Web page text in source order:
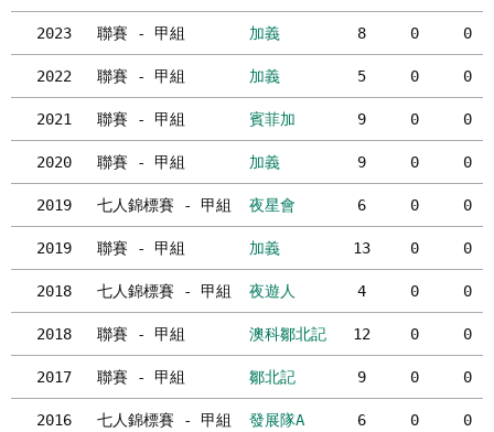
2023 聯賽 - 甲組 加義 8 0 0
2022 聯賽 - 甲組 加義 5 0 0
2021 聯賽 - 甲組 賓菲加 9 0 0
2020 聯賽 - 甲組 加義 9 0 0
2019 七人錦標賽 - 甲組 夜星會 6 0 0
2019 聯賽 - 甲組 加義 13 0 0
2018 七人錦標賽 - 甲組 夜遊人 4 0 0
2018 聯賽 - 甲組 澳科鄒北記 12 0 0
2017 聯賽 - 甲組 鄒北記 9 0 0
2016 七人錦標賽 - 甲組 發展隊A 6 0 0